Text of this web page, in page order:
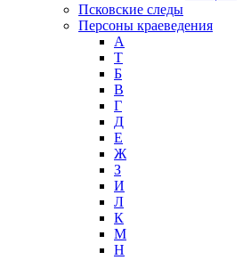
Псковские следы
Персоны краеведения
А
T
Б
В
Г
Д
Е
Ж
З
И
Л
К
М
Н